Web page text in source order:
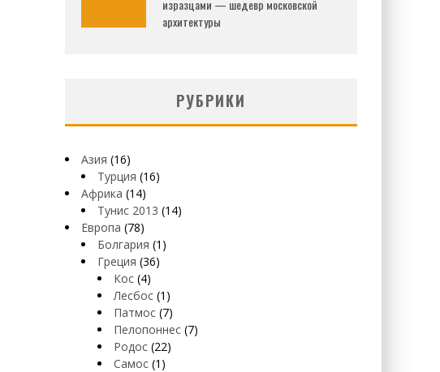
изразцами — шедевр московской
архитектуры
РУБРИКИ
Азия (16)
Турция (16)
Африка (14)
Тунис 2013 (14)
Европа (78)
Болгария (1)
Греция (36)
Кос (4)
Лесбос (1)
Патмос (7)
Пелопоннес (7)
Родос (22)
Самос (1)